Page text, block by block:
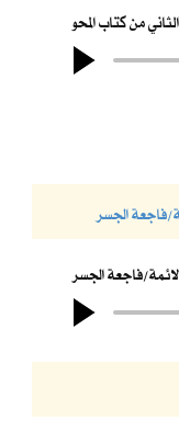
من كتاب المحو
فاجعة الجسر
فاجعة الجسر